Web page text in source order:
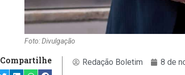
Foto: Divulgação
Compartilhe Redação Boletim 8 de